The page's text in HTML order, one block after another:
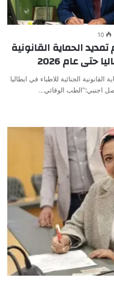
10
الحماية القانونية
حتى عام 2026
الجنائية للاطباء في ايطاليا